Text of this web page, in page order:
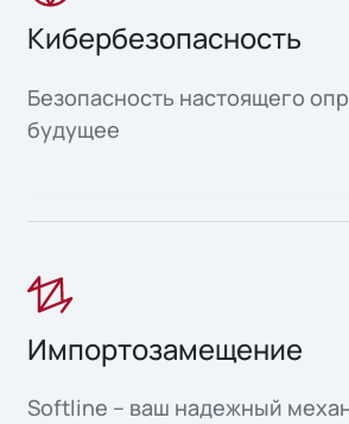
Кибербезопасность
Безопасность настоящего
будущее
Импортозамещение
Softline – ваш надежный